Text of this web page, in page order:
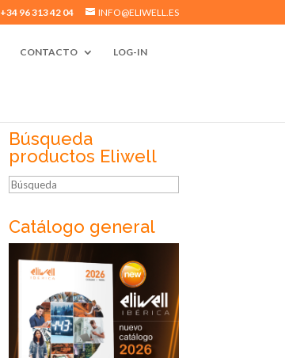
+34 96 313 42 04 INFO@ELIWELL.ES
CONTACTO LOG-IN
Búsqueda
productos Eliwell
Búsqueda
Catálogo general